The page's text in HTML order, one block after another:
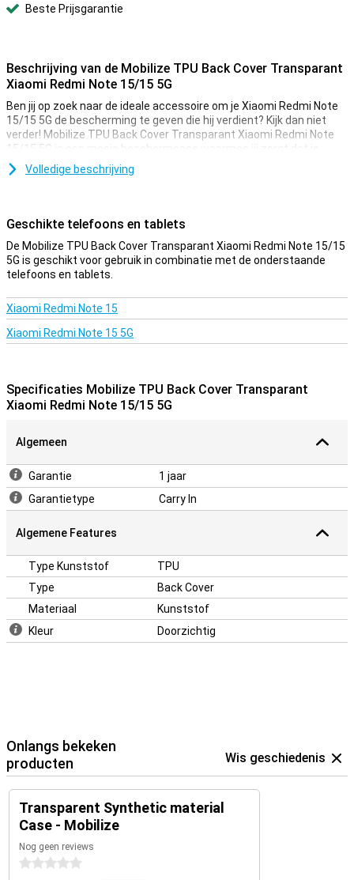
Beste Prijsgarantie
Beschrijving van de Mobilize TPU Back Cover Transparant
Xiaomi Redmi Note 15/15 5G
Ben jij op zoek naar de ideale accessoire om je Xiaomi Redmi Note
15/15 5G de bescherming te geven die hij verdient? Kijk dan niet
verder! Mobilize TPU Back Cover Transparant Xiaomi Redmi Note
15/15 5G is een mooie beschermcase waarmee jij zorgt dat je
telefoon zo lang mogelijk mee gaat.
bescherming voor je toestel. Hier komt nog bij dat kunststof
hoesjes vaak niet zo duur zijn als andere hoesjes. Met een Back
cover bescherm je je toestel en geef je je telefoon een nieuwe look!
Dit type hoesje bedekt de achterkant en zijkant van je smartphone,
Back Cover Transparant Xiaomi Redmi Note 15/15 5G is gemaakt
van flexibel TPU-materiaal. Dankzij dit materiaal sluit de case
perfect aan op je toestel. Verder voorkom je met deze TPU-case
krassen en deuken door scherpe voorwerpen, vuil, stof en
Volledige beschrijving
Geschikte telefoons en tablets
De Mobilize TPU Back Cover Transparant Xiaomi Redmi Note 15/15
5G is geschikt voor gebruik in combinatie met de onderstaande
telefoons en tablets.
Xiaomi Redmi Note 15
Xiaomi Redmi Note 15 5G
Specificaties Mobilize TPU Back Cover Transparant
Xiaomi Redmi Note 15/15 5G
Algemeen
Garantie
1 jaar
Garantietype
Carry In
Algemene Features
Type Kunststof
TPU
Type
Back Cover
Materiaal
Kunststof
Kleur
Doorzichtig
Onlangs bekeken
producten
Wis geschiedenis
Transparent Synthetic material
Case - Mobilize
Nog geen reviews
0 sterren